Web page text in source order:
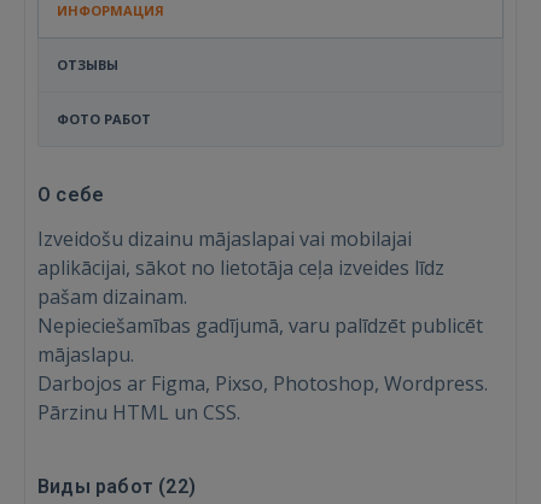
ИНФОРМАЦИЯ
ОТЗЫВЫ
ФОТО РАБОТ
О себе
Izveidošu dizainu mājaslapai vai mobilajai
aplikācijai, sākot no lietotāja ceļa izveides līdz
pašam dizainam.
Nepieciešamības gadījumā, varu palīdzēt publicēt
mājaslapu.
Darbojos ar Figma, Pixso, Photoshop, Wordpress.
Pārzinu HTML un CSS.
Виды работ (22)